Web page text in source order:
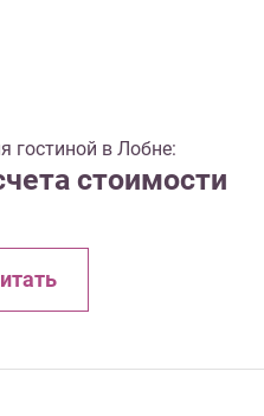
гостиной в Лобне:
стоимости